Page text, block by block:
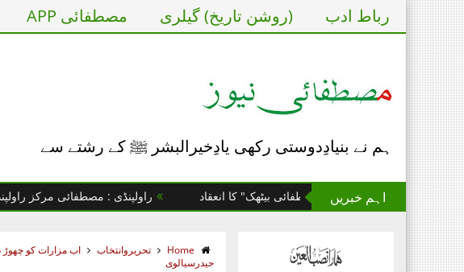
رباط ادب (روشن تاریخ) گیلری مصطفائی APP
ہم نے بنیادِدوستی رکھی یادِخیرالبشر ﷺ کے رشتے سے
اہم خبریں
کے یومِ تاسیس پر "مصطفائی بیٹھک" کا انعقاد راولپنڈی : مصطفائی مرکز راولپنڈی
Home تحریروانتخاب
اب مزارات کو چھوڑ
حیدرسیالوی